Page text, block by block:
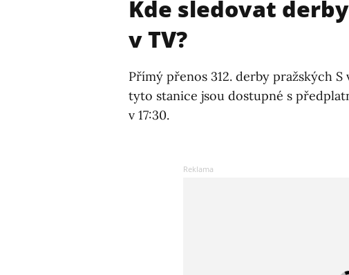
Kde sledovat
v TV?
Přímý přenos 312. derby pražských
tyto stanice jsou dostupné s
v 17:30.